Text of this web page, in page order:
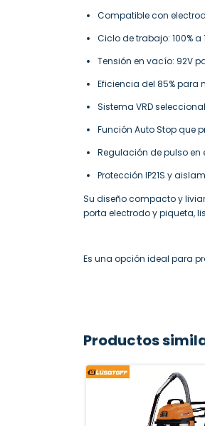
Compatible con
Ciclo de trabajo: 100%
Tensión en vacío: 92V
Eficiencia del 85% para
Sistema VRD
Función Auto Stop que
Regulación de pulso en
Protección IP21S y
Su diseño compacto y
porta electrodo y piqueta,
Es una opción ideal para
Productos